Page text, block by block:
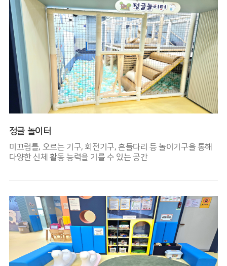
정글 놀이터
미끄럼틀, 오르는 기구, 회전기구, 흔들다리 등 놀이기구을 통해
다양한 신체 활동 능력을 기를 수 있는 공간